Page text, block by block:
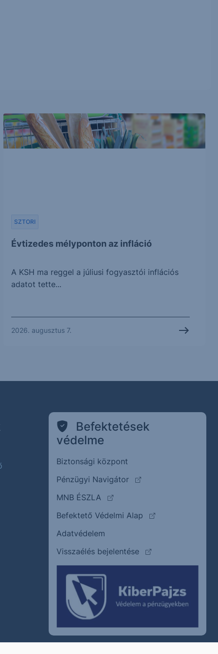
Évtizedes mélyponton az infláció
SZTORI
A KSH ma reggel a júliusi fogyasztói inflációs
adatot tette...
2026. augusztus 7.
Befektetések
védelme
Biztonsági központ
Pénzügyi Navigátor
(külső oldalra ugrik)
MNB ÉSZLA
(külső oldalra ugrik)
Befektető Védelmi Alap
(külső oldalra
Adatvédelem
Visszaélés bejelentése
(külső oldalra ugrik)